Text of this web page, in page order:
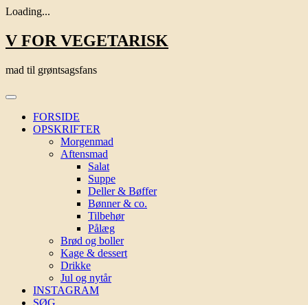
Loading...
Skip
to
V FOR VEGETARISK
mad til grøntsagsfans
FORSIDE
OPSKRIFTER
Morgenmad
Aftensmad
Salat
Suppe
Deller & Bøffer
Bønner & co.
Tilbehør
Pålæg
Brød og boller
Kage & dessert
Drikke
Jul og nytår
INSTAGRAM
SØG